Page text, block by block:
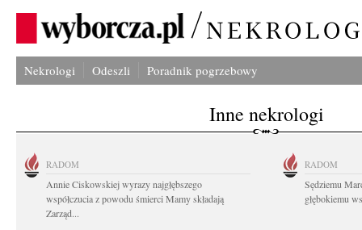
Nekrologi Odeszli Poradnik pogrzebowy
Inne nekrologi
RADOM
Annie Ciskowskiej wyrazy najgłębszego
współczucia z powodu śmierci Mamy składają
Zarząd...
RADOM
Sędziemu
głębokiemu